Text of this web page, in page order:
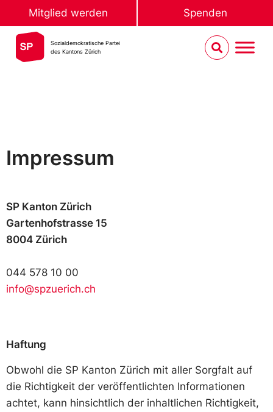
Mitglied werden Spenden
Sozialdemokratische Partei
des Kantons Zürich
Impressum
SP Kanton Zürich
Gartenhofstrasse 15
8004 Zürich
044 578 10 00
info@spzuerich.ch
Haftung
Obwohl die SP Kanton Zürich mit aller Sorgfalt auf
die Richtigkeit der veröffentlichten Informationen
achtet, kann hinsichtlich der inhaltlichen Richtigkeit,